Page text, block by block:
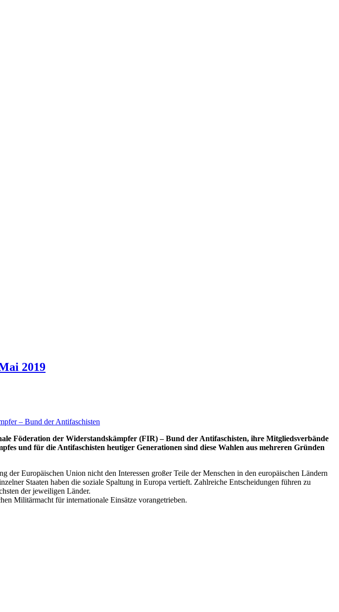
2019
– Bund der Antifaschisten
Föderation der Widerstandskämpfer (FIR) – Bund der Antifaschisten, ihre Mitgliedsverbände
und für die Antifaschisten heutiger Generationen sind diese Wahlen aus mehreren Gründen
Europäischen Union nicht den Interessen großer Teile der Menschen in den europäischen Ländern
Staaten haben die soziale Spaltung in Europa vertieft. Zahlreiche Entscheidungen führen zu
der jeweiligen Länder.
Militärmacht für internationale Einsätze vorangetrieben.